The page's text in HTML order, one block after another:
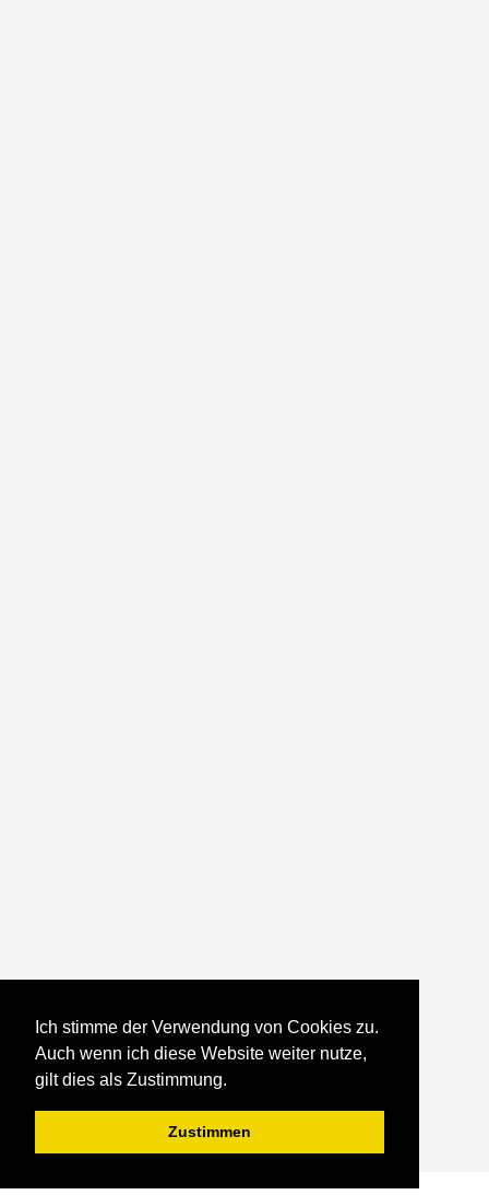
Ich stimme der Verwendung von Cookies zu.
Auch wenn ich diese Website weiter nutze,
gilt dies als Zustimmung.
Zustimmen